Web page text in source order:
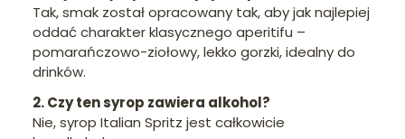
Tak, smak został opracowany tak, aby jak najlepiej
oddać charakter klasycznego aperitifu –
pomarańczowo-ziołowy, lekko gorzki, idealny do
drinków.
2. Czy ten syrop zawiera alkohol?
Nie, syrop Italian Spritz jest całkowicie